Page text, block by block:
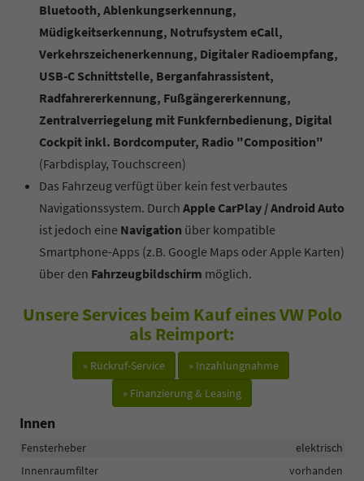
Bluetooth, Ablenkungserkennung,
Müdigkeitserkennung, Notrufsystem eCall,
Verkehrszeichenerkennung, Digitaler Radioempfang,
USB-C Schnittstelle, Berganfahrassistent,
Radfahrererkennung, Fußgängererkennung,
Zentralverriegelung mit Funkfernbedienung, Digital
Cockpit inkl. Bordcomputer, Radio "Composition"
(Farbdisplay, Touchscreen)
Das Fahrzeug verfügt über kein fest verbautes
Navigationssystem. Durch Apple CarPlay / Android Auto
ist jedoch eine Navigation über kompatible
Smartphone-Apps (z.B. Google Maps oder Apple Karten)
über den Fahrzeugbildschirm möglich.
Unsere Services beim Kauf eines VW Polo
als Reimport:
» Rückruf-Service
» Inzahlungnahme
» Finanzierung & Leasing
Innen
Fensterheber
elektrisch
Innenraumfilter
vorhanden